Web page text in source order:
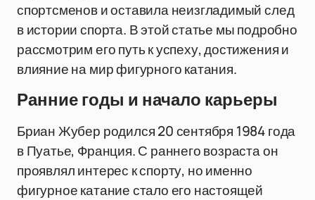
спортсменов и оставила неизгладимый след
в истории спорта. В этой статье мы подробно
рассмотрим его путь к успеху, достижения и
влияние на мир фигурного катания.
Ранние годы и начало карьеры
Бриан Жубер родился 20 сентября 1984 года
в Пуатье, Франция. С раннего возраста он
проявлял интерес к спорту, но именно
фигурное катание стало его настоящей